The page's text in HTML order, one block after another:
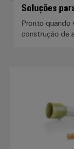
Soluções
Pronto quando
construção de